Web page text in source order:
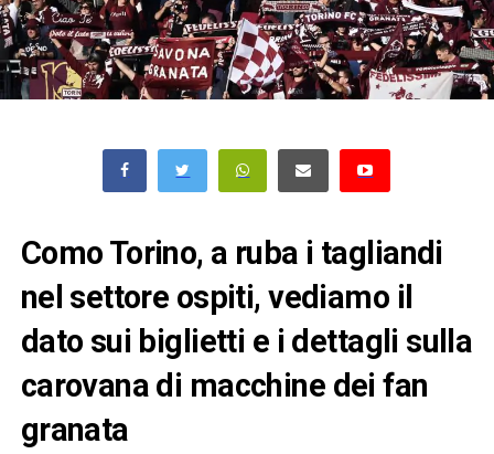
Como Torino, a ruba i tagliandi
nel settore ospiti, vediamo il
dato sui biglietti e i dettagli sulla
carovana di macchine dei fan
granata